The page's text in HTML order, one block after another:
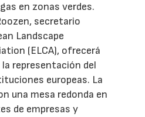
en zonas verdes.
secretario
Landscape
(ELCA), ofrecerá
representación del
europeas. La
una mesa redonda en
de empresas y